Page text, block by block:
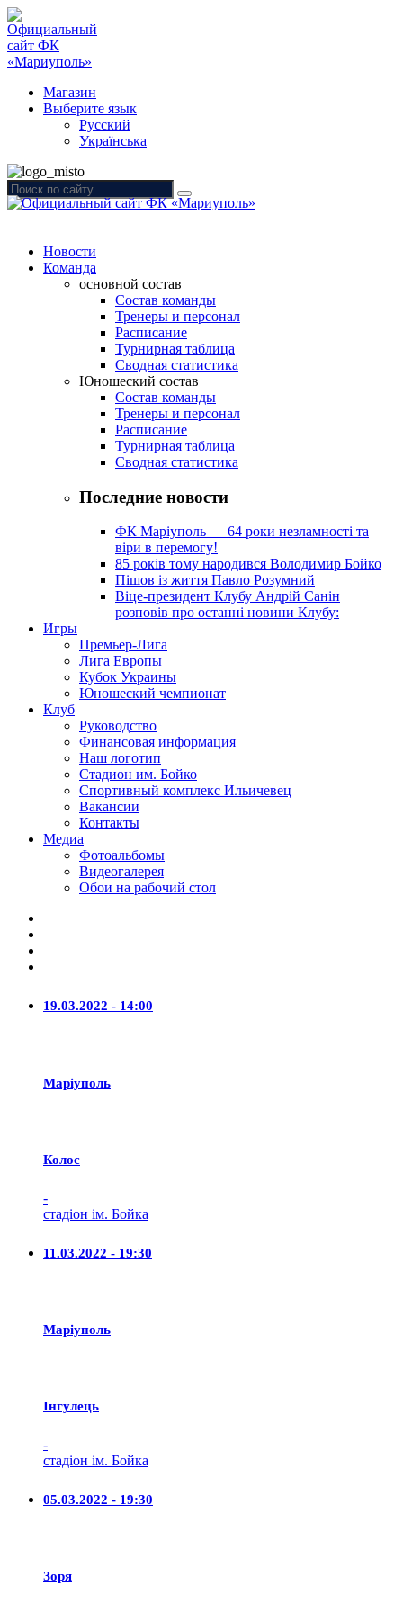
Магазин
Выберите язык
Русский
Українська
Новости
Команда
основной состав
Состав команды
Тренеры и персонал
Расписание
Турнирная таблица
Сводная статистика
Юношеский состав
Состав команды
Тренеры и персонал
Расписание
Турнирная таблица
Сводная статистика
Последние новости
ФК Маріуполь — 64 роки незламності та
віри в перемогу!
85 років тому народився Володимир Бойко
Пішов із життя Павло Розумний
Віце-президент Клубу Андрій Санін
розповів про останні новини Клубу:
Игры
Премьер-Лига
Лига Европы
Кубок Украины
Юношеский чемпионат
Клуб
Руководство
Финансовая информация
Наш логотип
Стадион им. Бойко
Спортивный комплекс Ильичевец
Вакансии
Контакты
Медиа
Фотоальбомы
Видеогалерея
Обои на рабочий стол
19.03.2022 - 14:00
Маріуполь
Колос
-
стадіон ім. Бойка
11.03.2022 - 19:30
Маріуполь
Iнгулець
-
стадіон ім. Бойка
05.03.2022 - 19:30
Зоря